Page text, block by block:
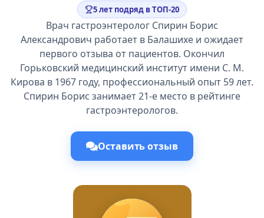
5 лет подряд в ТОП-20
Врач гастроэнтеролог Спирин Борис
Александрович работает в Балашихе и ожидает
первого отзыва от пациентов. Окончил
Горьковский медицинский институт имени С. М.
Кирова в 1967 году, профессиональный опыт 59 лет.
Спирин Борис занимает 21-е место в рейтинге
гастроэнтерологов.
Оставить отзыв